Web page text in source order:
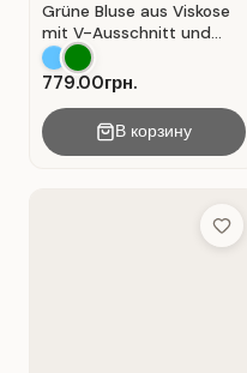
Grüne Bluse aus Viskose
mit V-Ausschnitt und
Wickeloptik. Grün.
779.00грн.
В корзину